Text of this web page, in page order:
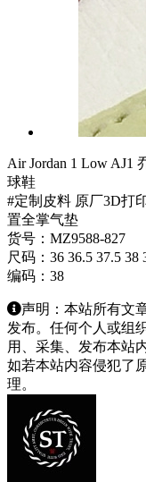
Air Jordan 1 Low AJ1
球鞋
#定制皮料 原厂3D打
置全掌气垫
货号：MZ9588-827
尺码：36 36.5 37.5 38
编码：38
声明：本站所有文
发布。任何个人或组
用、采集、发布本站
如若本站内容侵犯了
理。